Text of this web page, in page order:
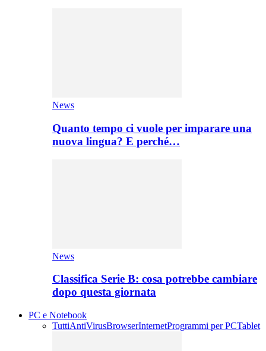
News
Quanto tempo ci vuole per imparare una
nuova lingua? E perché…
News
Classifica Serie B: cosa potrebbe cambiare
dopo questa giornata
PC e Notebook
TuttiAntiVirusBrowserInternetProgrammi per PCTablet